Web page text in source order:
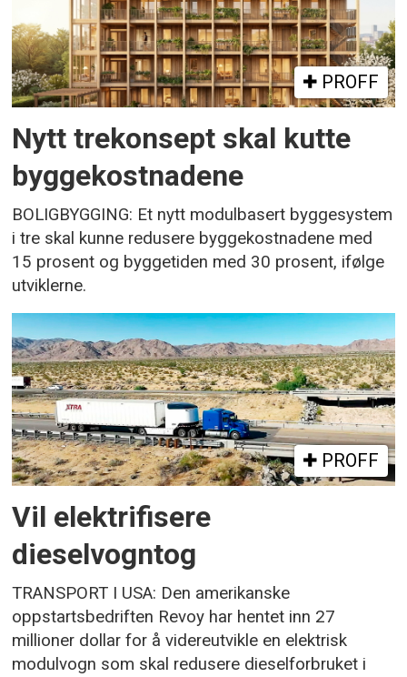
PROFF
Nytt trekonsept skal kutte
byggekostnadene
BOLIGBYGGING: Et nytt modulbasert byggesystem
i tre skal kunne redusere byggekostnadene med
15 prosent og byggetiden med 30 prosent, ifølge
utviklerne.
PROFF
Vil elektrifisere
dieselvogntog
TRANSPORT I USA: Den amerikanske
oppstartsbedriften Revoy har hentet inn 27
millioner dollar for å videreutvikle en elektrisk
modulvogn som skal redusere dieselforbruket i